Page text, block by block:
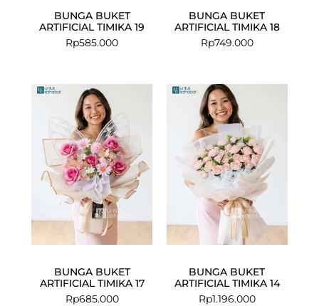
BUNGA BUKET
ARTIFICIAL TIMIKA 19
Rp585.000
BUNGA BUKET
ARTIFICIAL TIMIKA 18
Rp749.000
BUNGA BUKET
ARTIFICIAL TIMIKA 17
Rp685.000
BUNGA BUKET
ARTIFICIAL TIMIKA 14
Rp1.196.000